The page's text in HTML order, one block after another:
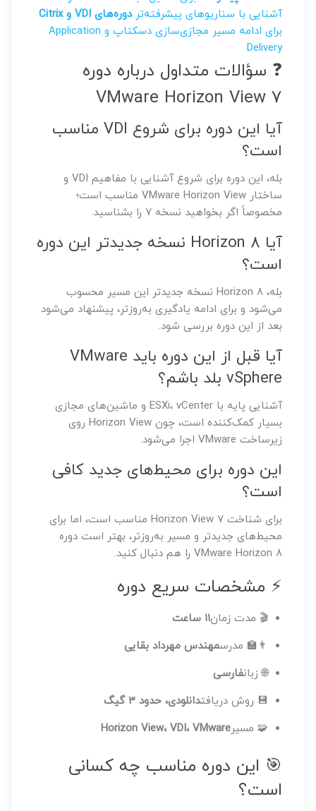
آشنایی با سناریوهای پیشرفته‌تر دوره‌های VDI و Citrix
برای ادامه مسیر مجازی‌سازی دسکتاپ و Application
Delivery
❓ سؤالات متداول درباره دوره
VMware Horizon View 7
آیا این دوره برای شروع VDI مناسب
است؟
بله، این دوره برای شروع آشنایی با مفاهیم VDI و
ساختار VMware Horizon View مناسب است؛
مخصوصاً اگر بخواهید نسخه ۷ را بشناسید.
آیا Horizon 8 نسخه جدیدتر این دوره
است؟
بله، Horizon 8 نسخه جدیدتر این مسیر محسوب
می‌شود و برای ادامه یادگیری به‌روزتر، پیشنهاد می‌شود
بعد از این دوره بررسی شود.
آیا قبل از این دوره باید VMware
vSphere بلد باشم؟
آشنایی پایه با ESXi، vCenter و ماشین‌های مجازی
بسیار کمک‌کننده است، چون Horizon View روی
زیرساخت VMware اجرا می‌شود.
این دوره برای محیط‌های جدید کافی
است؟
برای شناخت Horizon View 7 مناسب است، اما برای
محیط‌های جدیدتر و مسیر به‌روزتر، بهتر است دوره
VMware Horizon 8 را هم دنبال کنید.
⚡ مشخصات سریع دوره
🎬 مدت زمان۱۱ ساعت
👨‍🏫 مدرسمهندس مهرداد بقایی
🌐 زبانفارسی
💾 روش دریافتدانلودی، حدود ۳ گیگ
🧩 مسیرHorizon View، VDI، VMware
🎯 این دوره مناسب چه کسانی
است؟